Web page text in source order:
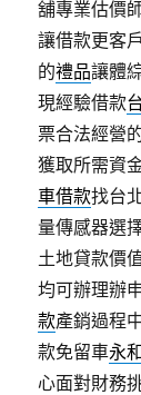
舖專業估價
讓借款更客
的禮品讓體
現經驗借款
票合法經營
獲取所需資
車借款找台
量傳感器選
土地貸款價
均可辦理辦
款產銷過程
款免留車永
心面對財務